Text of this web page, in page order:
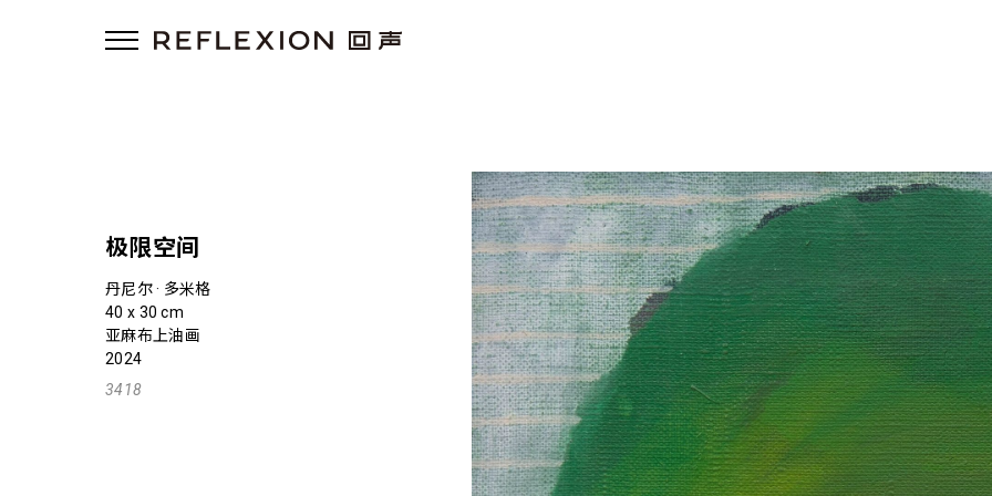
极限空间
丹尼尔 · 多米格
40 x 30 cm
亚麻布上油画
2024
3418